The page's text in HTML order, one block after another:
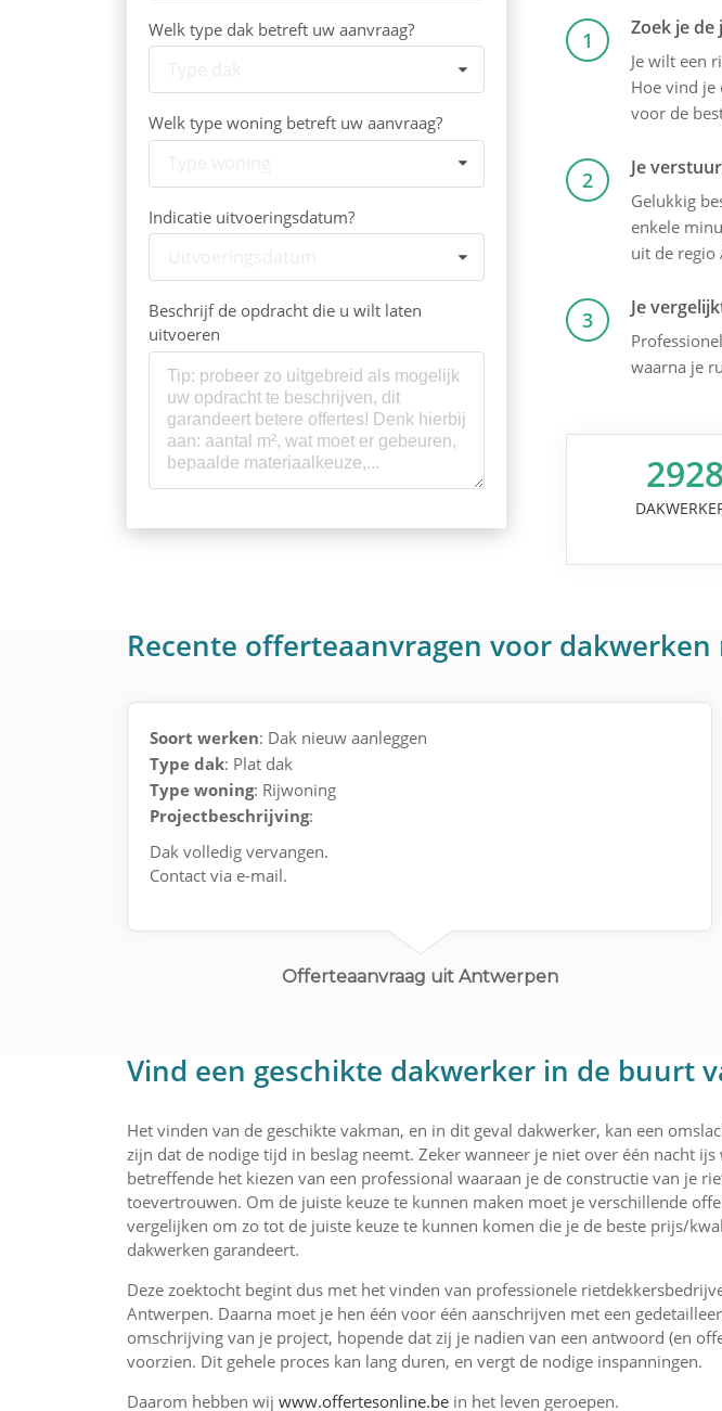
Welk type dak betreft uw aanvraag?
Welk type woning betreft uw aanvraag?
Indicatie uitvoeringsdatum?
Beschrijf de opdracht die u wilt laten
uitvoeren
1 Zoek je
Je wilt een
Hoe vind
voor de
2 Je
Gelukkig
enkele
uit de regio
3 Je
waarna je
2928
Recente offerteaanvragen voor
Soort werken: Dak nieuw aanleggen
Type dak: Plat dak
Type woning: Rijwoning
Projectbeschrijving:
Dak volledig vervangen.
Contact via e-mail.
Offerteaanvraag uit Antwerpen
Vind een geschikte dakwerker in de buurt
Het vinden van de geschikte vakman, en in dit geval dakwerker, kan een
zijn dat de nodige tijd in beslag neemt. Zeker wanneer je niet over één nacht ijs
betreffende het kiezen van een professional waaraan je de constructie van je
toevertrouwen. Om de juiste keuze te kunnen maken moet je verschillende
vergelijken om zo tot de juiste keuze te kunnen komen die je de beste prijs/
dakwerken garandeert.
Deze zoektocht begint dus met het vinden van professionele
Antwerpen. Daarna moet je hen één voor één aanschrijven met een
omschrijving van je project, hopende dat zij je nadien van een antwoord (en
voorzien. Dit gehele proces kan lang duren, en vergt de nodige inspanningen.
Daarom hebben wij www.offertesonline.be in het leven geroepen.